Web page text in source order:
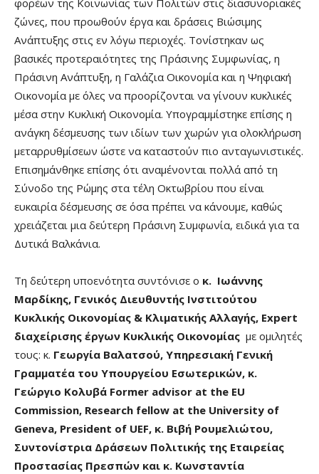
φορέων της Κοινωνίας των Πολιτών στις διασυνοριακές
ζώνες, που προωθούν έργα και δράσεις Βιώσιμης
Ανάπτυξης στις εν λόγω περιοχές. Τονίστηκαν ως
βασικές προτεραιότητες της Πράσινης Συμφωνίας, η
Πράσινη Ανάπτυξη, η Γαλάζια Οικονομία και η Ψηφιακή
Οικονομία με όλες να προορίζονται να γίνουν κυκλικές
μέσα στην Κυκλική Οικονομία. Υπογραμμίστηκε επίσης η
ανάγκη δέσμευσης των ιδίων των χωρών για ολοκλήρωση
μεταρρυθμίσεων ώστε να καταστούν πιο ανταγωνιστικές.
Επισημάνθηκε επίσης ότι αναμένονται πολλά από τη
Σύνοδο της Ρώμης στα τέλη Οκτωβρίου που είναι
ευκαιρία δέσμευσης σε όσα πρέπει να κάνουμε, καθώς
χρειάζεται μια δεύτερη Πράσινη Συμφωνία, ειδικά για τα
Δυτικά Βαλκάνια.
Τη δεύτερη υποενότητα συντόνισε ο κ. Ιωάννης
Μαρδίκης, Γενικός Διευθυντής Ινστιτούτου
Κυκλικής Οικονομίας & Κλιματικής Αλλαγής, Expert
διαχείρισης έργων Κυκλικής Οικονομίας με ομιλητές
τους: κ. Γεωργία Βαλατσού, Υπηρεσιακή Γενική
Γραμματέα του Υπουργείου Εσωτερικών, κ.
Γεώργιο Κολυβά Former advisor at the EU
Commission, Research fellow at the University of
Geneva, President of UEF, κ. Βιβή Ρουμελιώτου,
Συντονίστρια Δράσεων Πολιτικής της Εταιρείας
Προστασίας Πρεσπών και κ. Κωνσταντία